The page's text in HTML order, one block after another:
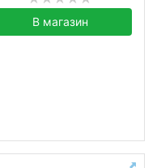
В магазин